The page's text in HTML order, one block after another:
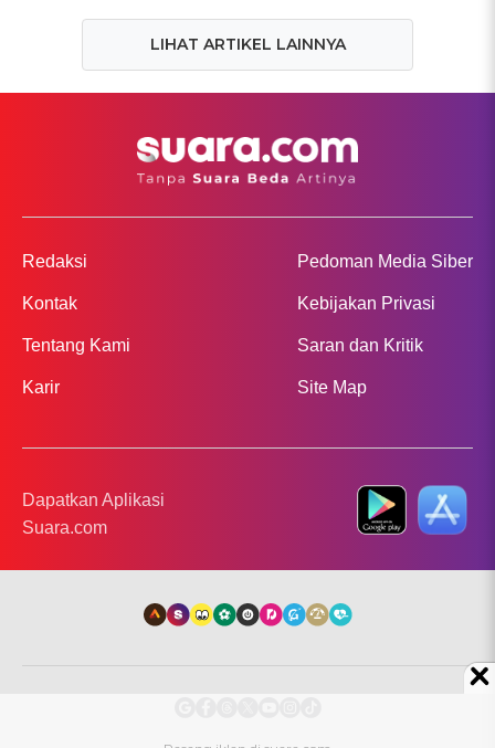
LIHAT ARTIKEL LAINNYA
Redaksi
Kontak
Tentang Kami
Karir
Pedoman Media Siber
Kebijakan Privasi
Saran dan Kritik
Site Map
Dapatkan Aplikasi
Suara.com